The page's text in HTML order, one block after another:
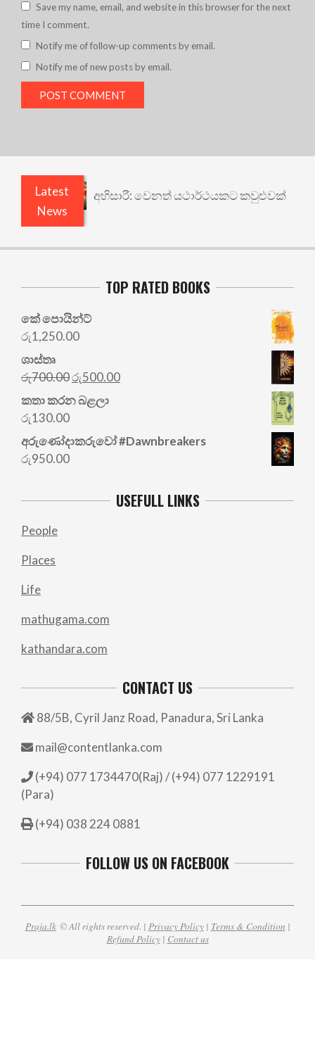
Save my name, email, and website in this browser for the next
time I comment.
Notify me of follow-up comments by email.
Notify me of new posts by email.
Latest
News
අභිසාරී: වෙනත් යථාර්ථයකට කවුළුවක්
TOP RATED BOOKS
කේ පොයින්ට්
රු1,250.00
ශාස්තෘ
රු700.00Original
price
was:
රු500.00Current
කතා කරන බළලා
රු130.00
අරු‍ණෝදාකරුවෝ #Dawnbreakers
රු950.00
USEFULL LINKS
People
Places
Life
mathugama.com
kathandara.com
CONTACT US
88/5B, Cyril Janz Road, Panadura, Sri Lanka
mail@contentlanka.com
(+94) 077 1734470(Raj) / (+94) 077 1229191
(Para)
(+94) 038 224 0881
FOLLOW US ON FACEBOOK
Praja.lk© All rights reserved. | Privacy Policy| Terms & Condition |
Refund Policy| Contact us